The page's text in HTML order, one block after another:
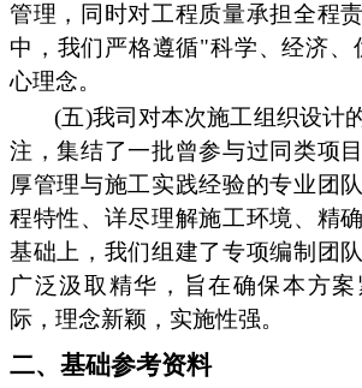
管理，同时对工程质量承担全程
中，我们严格遵循"科学、经济、
心理念。
(五)我司对本次施工组织设计
注，集结了一批曾参与过同类项
厚管理与施工实践经验的专业团
程特性、详尽理解施工环境、精
基础上，我们组建了专项编制团
广泛汲取精华，旨在确保本方
际，理念新颖，实施性强。
二、基础参考资料